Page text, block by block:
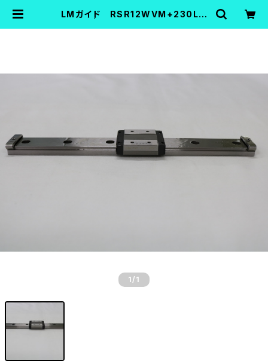
LMガイド RSR12WVM+230LM
1 /1